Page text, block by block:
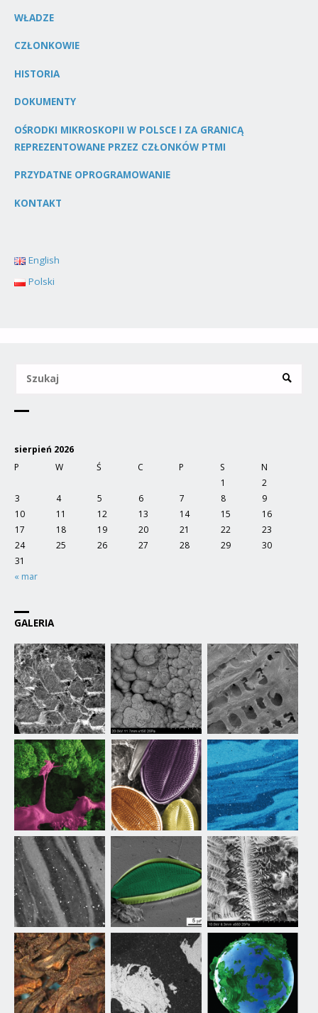
WŁADZE
CZŁONKOWIE
HISTORIA
DOKUMENTY
OŚRODKI MIKROSKOPII W POLSCE I ZA GRANICĄ
REPREZENTOWANE PRZEZ CZŁONKÓW PTMI
PRZYDATNE OPROGRAMOWANIE
KONTAKT
English
Polski
sierpień 2026
P
W Ś C P S N
« mar
1
2
3
4 5 6 7 8
9
10
11 12 13 14 15
16
17
18 19 20 21 22
23
24
25 26 27 28 29
30
31
GALERIA